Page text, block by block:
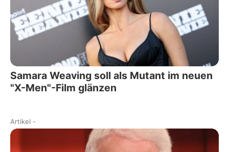
Samara Weaving soll als Mutant im neuen
"X-Men"-Film glänzen
Artikel -